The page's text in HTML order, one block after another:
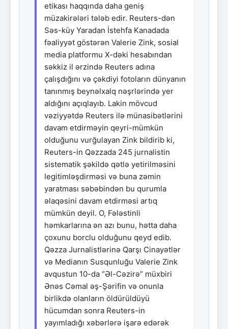
etikası haqqında daha geniş
müzakirələri tələb edir. Reuters-dən
Səs-küy Yaradan İstehfa Kanadada
fəaliyyət göstərən Valerie Zink, sosial
media platformu X-dəki hesabından
səkkiz il ərzində Reuters adına
çalışdığını və çəkdiyi fotoların dünyanın
tanınmış beynəlxalq nəşrlərində yer
aldığını açıqlayıb. Lakin mövcud
vəziyyətdə Reuters ilə münasibətlərini
davam etdirməyin qeyri-mümkün
olduğunu vurğulayan Zink bildirib ki,
Reuters-in Qəzzada 245 jurnalistin
sistematik şəkildə qətlə yetirilməsini
legitimləşdirməsi və buna zəmin
yaratması səbəbindən bu qurumla
əlaqəsini davam etdirməsi artıq
mümkün deyil. O, Fələstinli
həmkarlarına ən azı bunu, hətta daha
çoxunu borclu olduğunu qeyd edib.
Qəzza Jurnalistlərinə Qarşı Cinayətlər
və Medianın Susqunluğu Valerie Zink
avqustun 10-da “Əl-Cəzirə” müxbiri
Ənəs Cəmal əş-Şərifin və onunla
birlikdə olanların öldürüldüyü
hücumdan sonra Reuters-in
yayımladığı xəbərlərə işarə edərək